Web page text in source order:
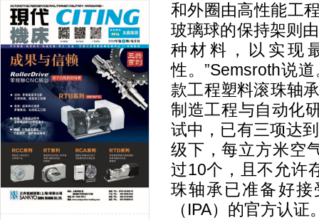
和外圈由高性能工
玻璃球的保持架则由
种材料，以实现
性。”Semsroth说道
款工程塑料滚珠轴
制造工程与自动化
试中，已有三项达
级下，每立方米空
过10个，且不允许
珠轴承已准备好
（IPA）的官方认证